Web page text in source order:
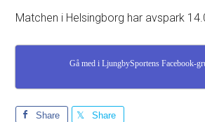
Matchen i Helsingborg har avspark
Gå med i LjungbySportens Facebook-
Share Share